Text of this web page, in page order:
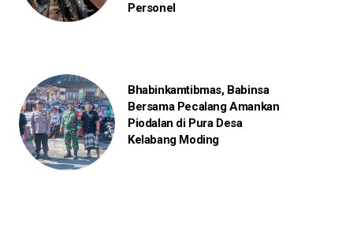
Personel
Bhabinkamtibmas, Babinsa
Bersama Pecalang Amankan
Piodalan di Pura Desa
Kelabang Moding